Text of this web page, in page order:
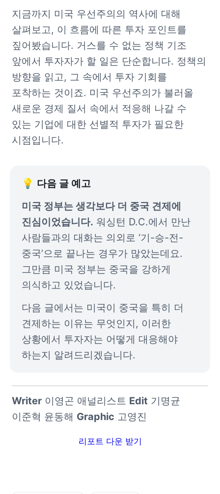
지금까지 미국 우선주의의 역사에 대해
살펴보고, 이 흐름에 따른 투자 포인트를
짚어봤습니다. 거스를 수 없는 정책 기조
앞에서 투자자가 할 일은 단순합니다. 정책의
방향을 읽고, 그 속에서 투자 기회를
포착하는 것이죠. 미국 우선주의가 불러올
새로운 경제 질서 속에서 적응해 나갈 수
있는 기업에 대한 선별적 투자가 필요한
시점입니다.
💡 다음 글 예고
미국 정부는 생각보다 더 중국 견제에
진심이었습니다. 워싱턴 D.C.에서 만난
사람들과의 대화는 의외로 ‘기-승-전-
중국’으로 끝나는 경우가 많았는데요.
그만큼 미국 정부는 중국을 강하게
의식하고 있었습니다.
다음 글에서는 미국이 중국을 특히 더
견제하는 이유는 무엇인지, 이러한
상황에서 투자자는 어떻게 대응해야
하는지 알려드리겠습니다.
Writer 이영곤 애널리스트 Edit 기명균
이준혁 윤동해 Graphic 고영진
리포트 다운 받기